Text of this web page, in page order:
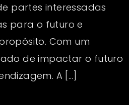
partes interessadas
para o futuro e
Com um
de impactar o futuro
A […]